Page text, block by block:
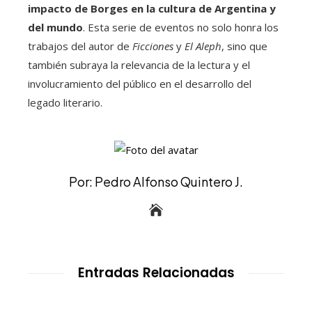
impacto de Borges en la cultura de Argentina y
del mundo. Esta serie de eventos no solo honra los
trabajos del autor de Ficciones y El Aleph, sino que
también subraya la relevancia de la lectura y el
involucramiento del público en el desarrollo del
legado literario.
Por: Pedro Alfonso Quintero J.
Entradas Relacionadas